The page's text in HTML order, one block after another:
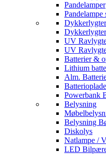
Pandelamper
Pandelampe
Dykkerlygter
UV
UV
Batterier &
Lithium
Alm.
Powerbank
Belysning
Belysning
Diskolys
Natlampe /
LED